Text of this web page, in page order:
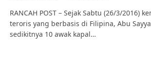
RANCAH POST – Sejak Sabtu (26/3/2016)
teroris yang berbasis di Filipina, Abu
sedikitnya 10 awak kapal…